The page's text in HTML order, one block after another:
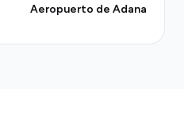
de unos 150 TRY. Sin
Aeropuerto de Adana